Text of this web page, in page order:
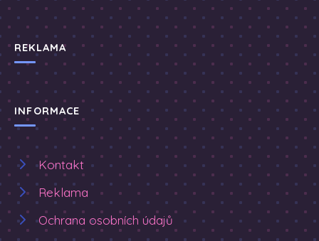
REKLAMA
INFORMACE
Kontakt
Reklama
Ochrana osobních údajů